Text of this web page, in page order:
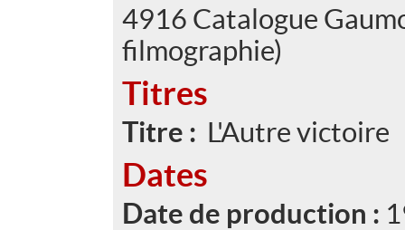
4916 Catalogue
filmographie)
Titres
Titre : L'Autre victoire
Dates
Date de production :